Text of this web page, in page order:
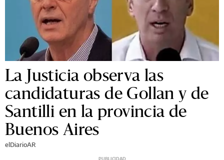
La Justicia observa las
candidaturas de Gollan y de
Santilli en la provincia de
Buenos Aires
elDiarioAR